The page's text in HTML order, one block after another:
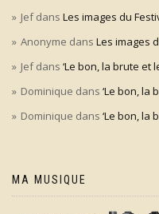
Jefdans Les images du
Anonyme dans Les images
Jefdans ‘Le bon, la brute et
Dominique dans ‘Le bon, la
Dominique dans ‘Le bon, la
MA MUSIQUE